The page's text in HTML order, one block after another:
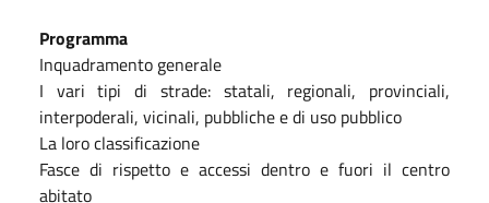
Programma
Inquadramento generale
I vari tipi di strade: statali, regionali, provinciali,
interpoderali, vicinali, pubbliche e di uso pubblico
La loro classificazione
Fasce di rispetto e accessi dentro e fuori il centro
abitato